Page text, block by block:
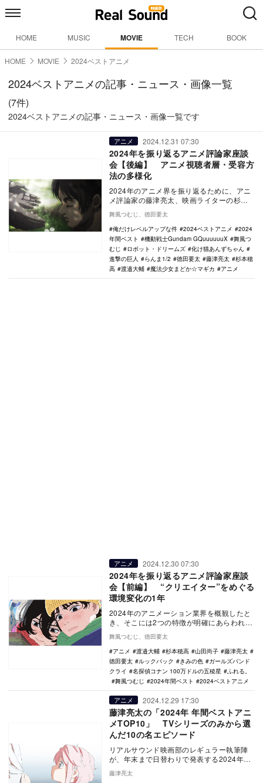
HOME MUSIC MOVIE TECH BOOK
HOME MOVIE 2024ベストアニメ
2024ベストアニメの記事・ニュース・画像一覧
(7件)
2024ベストアニメの記事・ニュース・画像一覧です
アニメ 2024.12.31 07:30
2024年を振り返るアニメ評論家座談
会【後編】 アニメ視聴者層・受容方
法の多様化
2024年のアニメ界を振り返るために、アニ
メ評論家の藤津亮太、映画ライターの杉本
迎えて座談…
舞風つむじ、徳田要太
俺だけレベルアップな件
2024ベストアニメ
2024
年間ベスト
機動戦士Gundam GQuuuuuuX
舞風つ
むじ
ロボット・ドリームズ
化け猫あんずちゃん
進撃の巨人
らんま1/2 徳田要太 藤津亮太
杉本穂
高
渡邉大輔 魔法少女まどか☆マギカ アニメ
アニメ 2024.12.30 07:30
2024年を振り返るアニメ評論家座談
会【前編】 “クリエイター”をめぐる
環境変化の1年
2024年のアニメーション業界を概観したと
き、そこには2つの特徴が明確にあらわれて
である。…
舞風つむじ、徳田要太
アニメ
渡邉大輔 杉本穂高 山田尚子
藤津亮太
徳田要太
ルックバック きみの色
ガールズバンド
クライ
名探偵コナン 100万ドルの五稜星
ふれる。
舞風つむじ
2024年間ベスト 2024ベストアニメ
アニメ 2024.12.29 17:30
藤津亮太の「2024年 年間ベストアニ
メTOP10」 TVシリーズのみから選
んだ10の名エピソード
リアルサウンド映画部のレギュラー執筆陣
が、年末まで日替わりで発表する2024年の
年間ベスト企画。映画、国内ドラマ、海外
ドラマ、ア…
藤津亮太